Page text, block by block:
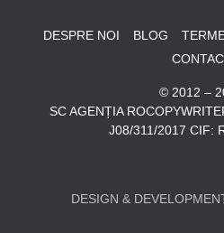
DESPRE NOI BLOG
© 2012 –
SC AGENȚIA
J08/311/2017 CIF:
DESIGN &